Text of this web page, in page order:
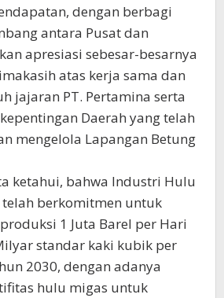
dengan berbagi
antara Pusat dan
apresiasi sebesar-besarnya
atas kerja sama dan
jajaran PT. Pertamina serta
Daerah yang telah
mengelola Lapangan Betung
ketahui, bahwa Industri Hulu
berkomitmen untuk
1 Juta Barel per Hari
standar kaki kubik per
2030, dengan adanya
hulu migas untuk